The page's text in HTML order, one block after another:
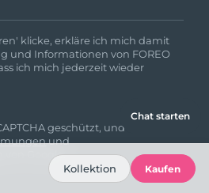
klicke, erkläre ich mich damit
und Informationen von FOREO
ich mich jederzeit wieder
geschützt, und es gelten
und
von Google.
Chat starten
Kollektion Kaufen